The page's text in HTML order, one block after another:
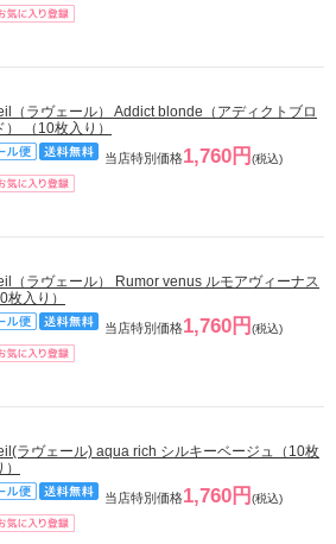
（ラヴェール） Addict blonde（アディクトブロ
） （10枚入り）
当店特別価格1,760円 (税込)
（ラヴェール） Rumor venus ルモアヴィーナス
枚入り）
当店特別価格1,760円 (税込)
ラヴェール) aqua rich シルキーベージュ（10枚
当店特別価格1,760円 (税込)